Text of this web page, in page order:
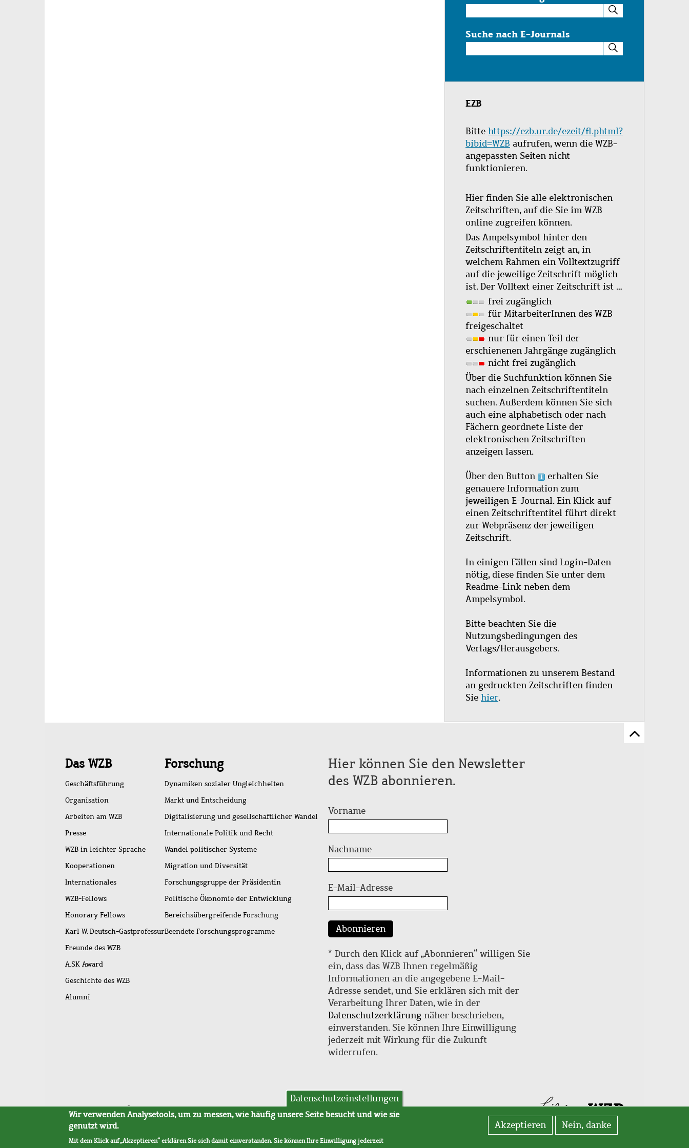
im
Katalog
Suche nach E-Journals
nach
Journals
EZB
Bitte https://ezb.ur.de/ezeit/fl.phtml?
bibid=WZB aufrufen, wenn die WZB-
angepassten Seiten nicht
funktionieren.
Hier finden Sie alle elektronischen
Zeitschriften, auf die Sie im WZB
online zugreifen können.
Das Ampelsymbol hinter den
Zeitschriftentiteln zeigt an, in
welchem Rahmen ein Volltextzugriff
auf die jeweilige Zeitschrift möglich
ist. Der Volltext einer Zeitschrift ist …
frei zugänglich
für MitarbeiterInnen des WZB
freigeschaltet
nur für einen Teil der
erschienenen Jahrgänge zugänglich
nicht frei zugänglich
Über die Suchfunktion können Sie
nach einzelnen Zeitschriftentiteln
suchen. Außerdem können Sie sich
auch eine alphabetisch oder nach
Fächern geordnete Liste der
elektronischen Zeitschriften
anzeigen lassen.
Über den Button
erhalten Sie
genauere Information zum
jeweiligen E-Journal. Ein Klick auf
einen Zeitschriftentitel führt direkt
zur Webpräsenz der jeweiligen
Zeitschrift.
In einigen Fällen sind Login-Daten
nötig, diese finden Sie unter dem
Readme-Link neben dem
Ampelsymbol.
Bitte beachten Sie die
Nutzungsbedingungen des
Verlags/Herausgebers.
Informationen zu unserem Bestand
an gedruckten Zeitschriften finden
Sie hier.
Zum
Schnellzugriff
Das WZB
Geschäftsführung
Organisation
Arbeiten am WZB
Presse
WZB in leichter Sprache
Kooperationen
Internationales
WZB-Fellows
Honorary Fellows
Karl W. Deutsch-Gastprofessur
Freunde des WZB
A.SK Award
Geschichte des WZB
Alumni
Forschung
Dynamiken sozialer Ungleichheiten
Markt und Entscheidung
Digitalisierung und gesellschaftlicher Wandel
Internationale Politik und Recht
Wandel politischer Systeme
Migration und Diversität
Forschungsgruppe der Präsidentin
Politische Ökonomie der Entwicklung
Bereichsübergreifende Forschung
Beendete Forschungsprogramme
Hier können Sie den Newsletter
des WZB abonnieren.
Vorname
Nachname
E-Mail-Adresse
Abonnieren
* Durch den Klick auf „Abonnieren“ willigen Sie
ein, dass das WZB Ihnen regelmäßig
Informationen an die angegebene E-Mail-
Adresse sendet, und Sie erklären sich mit der
Verarbeitung Ihrer Daten, wie in der
Datenschutzerklärung näher beschrieben,
einverstanden. Sie können Ihre Einwilligung
jederzeit mit Wirkung für die Zukunft
widerrufen.
Fußleistenmenü
SitemapBarrierefreiheitImpressumDatenschutzAVB
Datenschutzeinstellungen
Wir verwenden Analysetools, um zu messen, wie häufig unsere Seite besucht und wie sie
genutzt wird.
Mit dem Klick auf „Akzeptieren“ erklären Sie sich damit einverstanden. Sie können Ihre Einwilligung jederzeit
Akzeptieren Nein, danke